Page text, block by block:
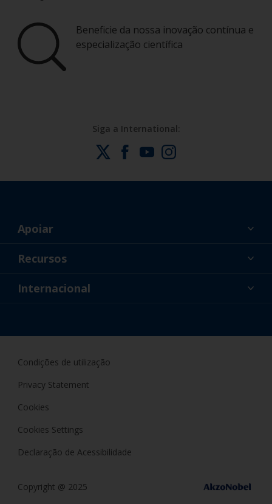
Beneficie da nossa inovação contínua e
especialização científica
Siga a International:
Apoiar
Sobre nós
Recursos
Noticias
Internacional
Condições de utilização
Privacy Statement
Cookies
Cookies Settings
Declaração de Acessibilidade
Copyright @ 2025